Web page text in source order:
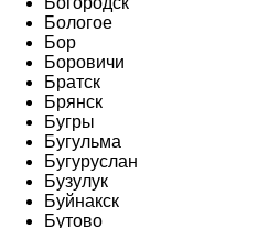
Бологое
Бор
Боровичи
Братск
Брянск
Бугры
Бугульма
Бугуруслан
Бузулук
Буйнакск
Бутово